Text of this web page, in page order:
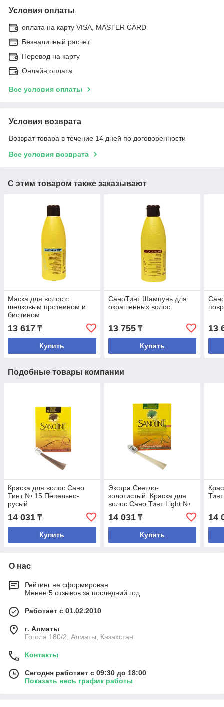
Условия оплаты
оплата на карту VISA, MASTER CARD
Безналичный расчет
Перевод на карту
Онлайн оплата
Все условия оплаты
Условия возврата
Возврат товара в течение 14 дней по договоренности
Все условия возврата
С этим товаром также заказывают
Маска для волос c
шелковым протеином и
биотином
(ополаскиватель)
Шелковая Маска
13 617 ₸
Купить
CаноТинт Шампунь для
окрашенных волос
13 755₸
Купить
13
Подобные товары компании
Краска для волос Сано
Тинт № 15 Пепельно-
русый
14 031 ₸
Купить
Экстра Светло-
золотистый. Краска для
волос Сано Тинт Light №
14 031₸
Купить
14
О нас
Рейтинг не сформирован
Менее 5 отзывов за последний год
Работает с 01.02.2010
г. Алматы
Гоголя 180/2, Алматы, Казахстан
Контакты
Сегодня работает с 09:30 до 18:00
Показать весь график работы